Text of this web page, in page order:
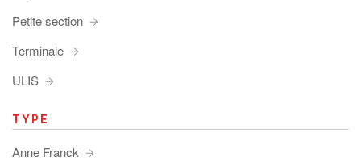
Petite section
Terminale
ULIS
TYPE
Anne Franck